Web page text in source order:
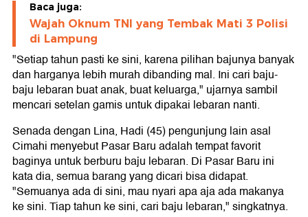
Baca juga:
Wajah Oknum TNI yang Tembak Mati 3 Polisi
di Lampung
"Setiap tahun pasti ke sini, karena pilihan bajunya banyak
dan harganya lebih murah dibanding mal. Ini cari baju-
baju lebaran buat anak, buat keluarga," ujarnya sambil
mencari setelan gamis untuk dipakai lebaran nanti.
Senada dengan Lina, Hadi (45) pengunjung lain asal
Cimahi menyebut Pasar Baru adalah tempat favorit
baginya untuk berburu baju lebaran. Di Pasar Baru ini
kata dia, semua barang yang dicari bisa didapat.
"Semuanya ada di sini, mau nyari apa aja ada makanya
ke sini. Tiap tahun ke sini, cari baju lebaran," singkatnya.